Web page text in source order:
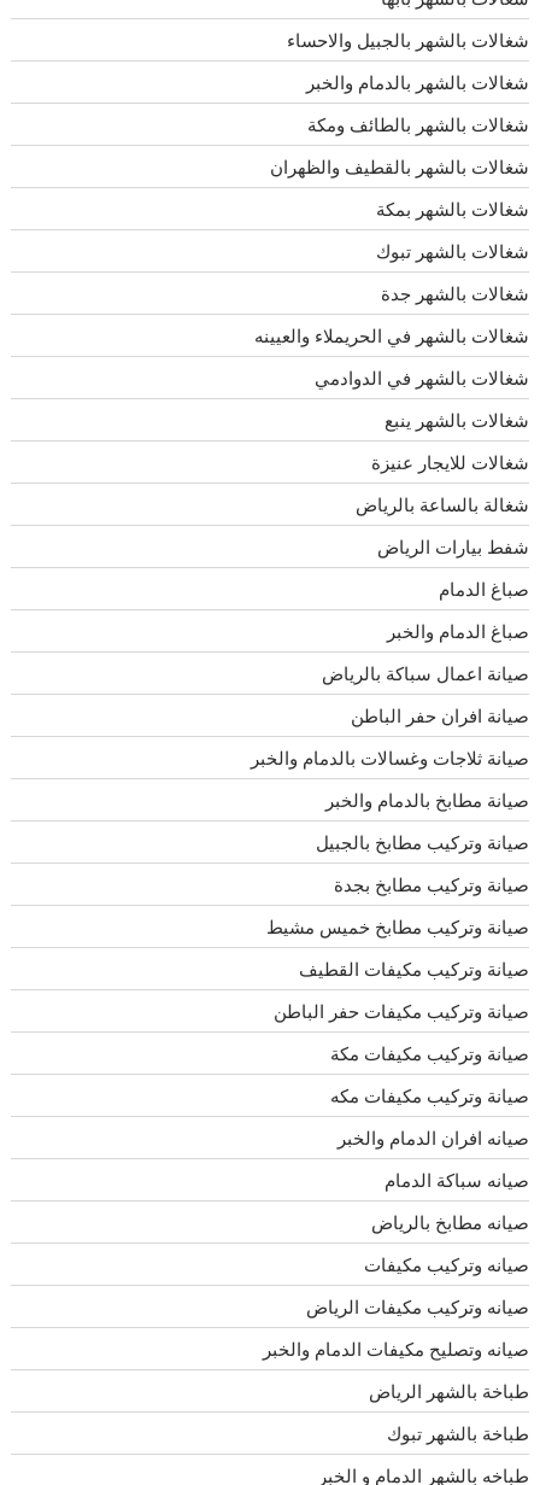
شغالات بالشهر بالجبيل والاحساء
شغالات بالشهر بالدمام والخبر
شغالات بالشهر بالطائف ومكة
شغالات بالشهر بالقطيف والظهران
شغالات بالشهر بمكة
شغالات بالشهر تبوك
شغالات بالشهر جدة
شغالات بالشهر في الحريملاء والعيينه
شغالات بالشهر في الدوادمي
شغالات بالشهر ينبع
شغالات للايجار عنيزة
شغالة بالساعة بالرياض
شفط بيارات الرياض
صباغ الدمام
صباغ الدمام والخبر
صيانة اعمال سباكة بالرياض
صيانة افران حفر الباطن
صيانة ثلاجات وغسالات بالدمام والخبر
صيانة مطابخ بالدمام والخبر
صيانة وتركيب مطابخ بالجبيل
صيانة وتركيب مطابخ بجدة
صيانة وتركيب مطابخ خميس مشيط
صيانة وتركيب مكيفات القطيف
صيانة وتركيب مكيفات حفر الباطن
صيانة وتركيب مكيفات مكة
صيانة وتركيب مكيفات مكه
صيانه افران الدمام والخبر
صيانه سباكة الدمام
صيانه مطابخ بالرياض
صيانه وتركيب مكيفات
صيانه وتركيب مكيفات الرياض
صيانه وتصليح مكيفات الدمام والخبر
طباخة بالشهر الرياض
طباخة بالشهر تبوك
طباخه بالشهر الدمام و الخبر